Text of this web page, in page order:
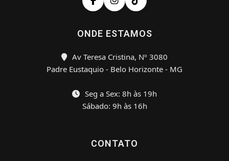
ONDE ESTAMOS
Av Teresa Cristina, Nº 3080
Padre Eustaquio - Belo Horizonte - MG
Seg a Sex: 8h às 19h
Sábado: 9h às 16h
CONTATO